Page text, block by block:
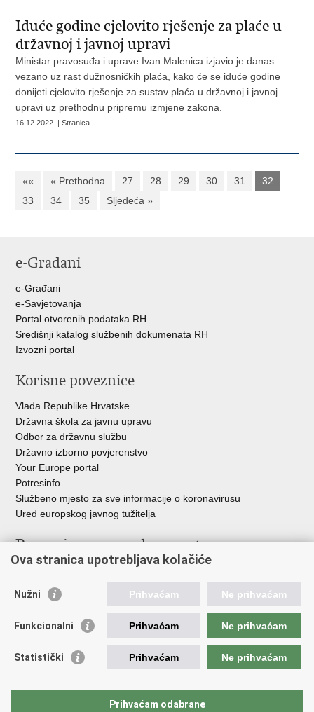
Iduće godine cjelovito rješenje za plaće u
državnoj i javnoj upravi
Ministar pravosuđa i uprave Ivan Malenica izjavio je danas
vezano uz rast dužnosničkih plaća, kako će se iduće godine
donijeti cjelovito rješenje za sustav plaća u državnoj i javnoj
upravi uz prethodnu pripremu izmjene zakona.
16.12.2022. | Stranica
«« « Prethodna 27 28 29 30 31
32
33
34 35 Sljedeća »
e-Građani
e-Građani
e-Savjetovanja
Portal otvorenih podataka RH
Središnji katalog službenih dokumenata RH
Izvozni portal
Korisne poveznice
Vlada Republike Hrvatske
Državna škola za javnu upravu
Odbor za državnu službu
Državno izborno povjerenstvo
Your Europe portal
Potresinfo
Službeno mjesto za sve informacije o koronavirusu
Ured europskog javnog tužitelja
Poveznice pravosudnog sustava
Državno odvjetništvo
Ured za suzbijanje korupcije i organiziranog kriminaliteta
Državnoodvjetničko vijeće
Hrvatska odvjetnička komora
Europski pravosudni portal
Ova stranica upotrebljava kolačiće
Nužni Prihvaćam Ne prihvaćam
Funkcionalni Prihvaćam Ne prihvaćam
Statistički Prihvaćam Ne prihvaćam
Prihvaćam odabrane